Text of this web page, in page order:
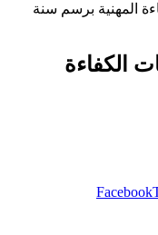
المهنية برسم سنة
الكفاءة
Facebook